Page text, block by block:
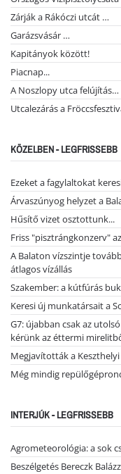
Zárják a Rákóczi utcát …
Garázsvásár …
Kapitányok között!
Piacnap...
A Noszlopy utca felújítás…
Utcalezárás a
KÖZELBEN - LEGFRISSEBB
Ezeket a fagylaltokat
Árvaszúnyog helyzet a
Hűsítő vizet osztottunk...
Friss "pisztrángkonzerv"
A Balaton vízszintje
átlagos vízállás
Szakember: a kútfúrás
Keresi új munkatársait a
G7: újabban csak az
kérünk az éttermi
Megjavították a
Még mindig
INTERJÚK - LEGFRISSEBB
Agrometeorológia: a sok
Beszélgetés Bereczk